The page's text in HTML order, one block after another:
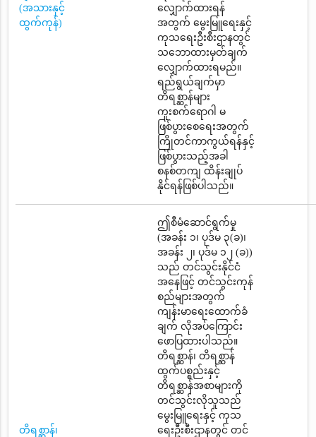
(အသားနှင့်
ထွက်ကုန်)
လျှောက်ထားရန်
အတွက် မွေးမြူရေးနှင့်
ကုသရေးဦးစီးဌာနတွင်
သဘောထားမှတ်ချက်
လျှောက်ထားရမည်။
ရည်ရွယ်ချက်မှာ
တိရစ္ဆာန်များ
ကူးစက်ရောဂါ မ
ဖြစ်ပွားစေရေးအတွက်
ကြိုတင်ကာကွယ်ရန်နှင့်
ဖြစ်ပွားသည့်အခါ
စနစ်တကျ ထိန်းချုပ်
နိုင်ရန်ဖြစ်ပါသည်။
တိရစ္ဆာန်၊
ဤစီမံဆောင်ရွက်မှု
(အခန်း ၁၊ ပုဒ်မ ၃(ခ)၊
အခန်း ၂၊ ပုဒ်မ ၁၂ (ခ))
သည် တင်သွင်းနိုင်ငံ
အနေဖြင့် တင်သွင်းကုန်
စည်များအတွက်
ကျန်းမာရေးထောက်ခံ
ချက် လိုအပ်ကြောင်း
ဖောပြထားပါသည်။
တိရစ္ဆာန်၊ တိရစ္ဆာန်
ထွက်ပစ္စည်းနှင့်
တိရစ္ဆာန်အစာများကို
တင်သွင်းလိုသူသည်
မွေးမြူရေးနှင့် ကုသ
ရေးဦးစီးဌာနတွင် တင်